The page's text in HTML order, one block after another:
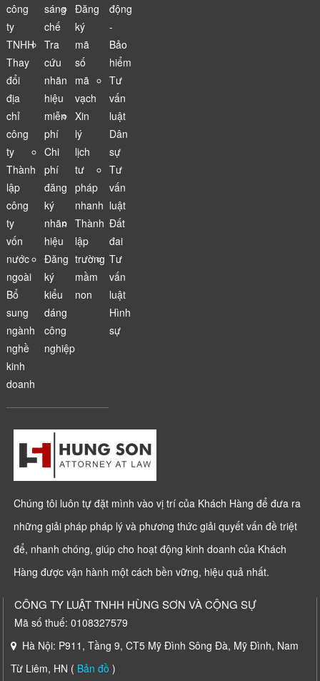
công
ty
TNHH
Thay
đổi
địa
chỉ
công
ty
Thành
lập
công
ty
vốn
nước
ngoài
Bổ
sung
ngành
nghề
kinh
doanh
sáng
chế
Tra
cứu
nhãn
hiệu
miễn
phí
Chi
phí
đăng
ký
nhãn
hiệu
Đăng
ký
kiểu
dáng
công
nghiệp
Đăng
ký
mã
số
mã
vạch
Xin
lý
lịch
tư
pháp
nhanh
Thành
lập
trường
mầm
non
động
-
Bảo
hiểm
Tư
vấn
luật
Dân
sự
Tư
vấn
luật
Đất
đai
Tư
vấn
luật
Hình
sự
Chúng tôi luôn tự đặt mình vào vị trí của Khách Hàng để đưa ra
những giải pháp pháp lý và phương thức giải quyết vấn đề triệt
để, nhanh chóng, giúp cho hoạt động kinh doanh của Khách
Hàng được vận hành một cách bền vững, hiệu quả nhất.
CÔNG TY LUẬT TNHH HÙNG SƠN VÀ CỘNG SỰ
Mã số thuế: 0108327579
Hà Nội: P911, Tầng 9, CT5 Mỹ Đình Sông Đà, Mỹ Đình, Nam
Từ Liêm, HN ( Bản đồ )